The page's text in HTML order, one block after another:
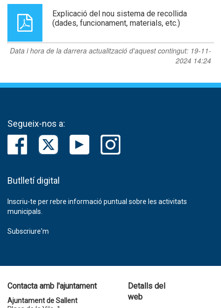
Explicació del nou sistema de recollida
(dades, funcionament, materials, etc.)
Data i hora de la darrera actualització d'aquest contingut: 19-11-
2024 14:24
Segueix-nos a:
Butlletí digital
Inscriu-te per rebre informació puntual sobre les activitats
municipals.
Subscriure'm
Contacta amb l'ajuntament
Ajuntament de Sallent
Detalls del
web